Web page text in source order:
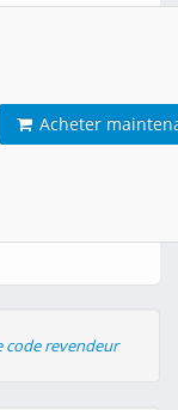
Acheter
code revendeur